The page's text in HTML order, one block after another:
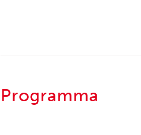
Programma